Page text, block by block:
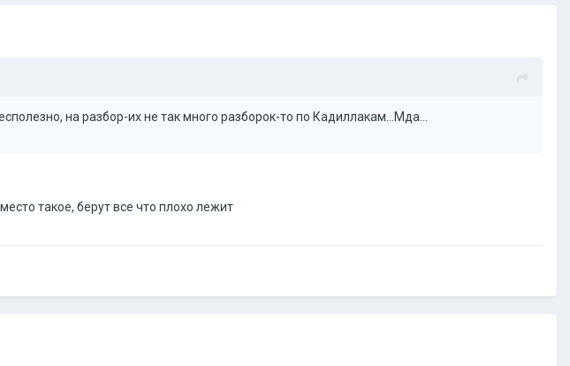
на разбор-их не так много разборок-то по Кадиллакам...Мда...
такое, берут все что плохо лежит